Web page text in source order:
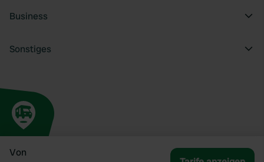
Von
Business
Sonstiges